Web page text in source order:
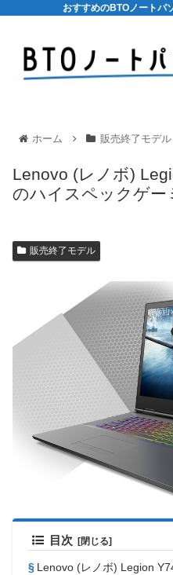
おすすめのBTOノートパ
ホーム 販売終了モデル
Lenovo (レノボ)
のハイスペックゲー
販売終了モデル
目次
Lenovo (レノボ) Legion